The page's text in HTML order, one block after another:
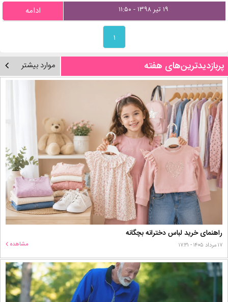
۱۹ تیر ۱۳۹۸ - ۱۱:۵۰ ادامه
۱
پربازدیدترین‌های هفته موارد بیشتر
راهنمای خرید لباس دخترانه بچگانه
۱۷ مرداد ۱۴۰۵ - ۱۷:۳۱ مشاهده